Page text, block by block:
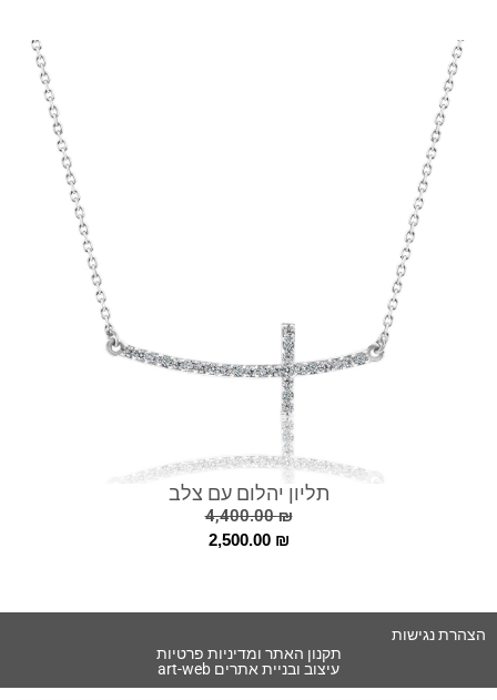
תליון יהלום עם צלב
4,400.00₪
2,500.00 ₪
הצהרת נגישות
תקנון האתר ומדיניות פרטיות
עיצוב ובניית אתרים art-web